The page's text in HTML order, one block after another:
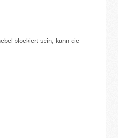
blockiert sein, kann die